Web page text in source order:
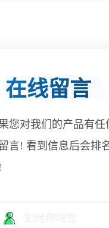
在线留言
您对我们的产品有
言! 看到信息后会排